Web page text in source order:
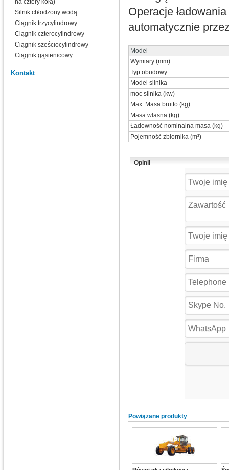
Operacje
automatycznie
Model
Wymiary (mm)
Typ obudowy
Model silnika
moc silnika (kw)
Max. Masa brutto (kg)
Masa własna (kg)
Ładowność nominalna masa (kg)
Pojemność zbiornika (m³)
Opinii
Powiązane produkty
na cztery koła)
Silnik chłodzony wodą
Ciągnik trzycylindrowy
Ciągnik czterocylindrowy
Ciągnik sześciocylindrowy
Ciągnik gąsienicowy
Kontakt